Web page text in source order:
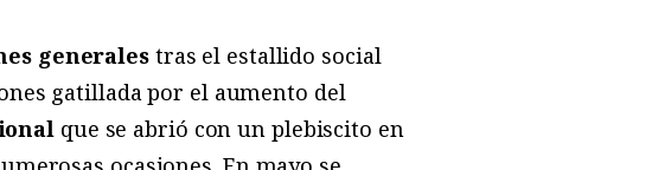
generalestras el estallido social
gatillada por el aumento del
que se abrió con un plebiscito en